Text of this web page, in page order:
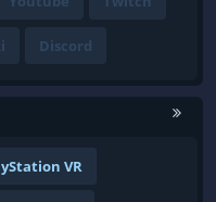
Discord
VR